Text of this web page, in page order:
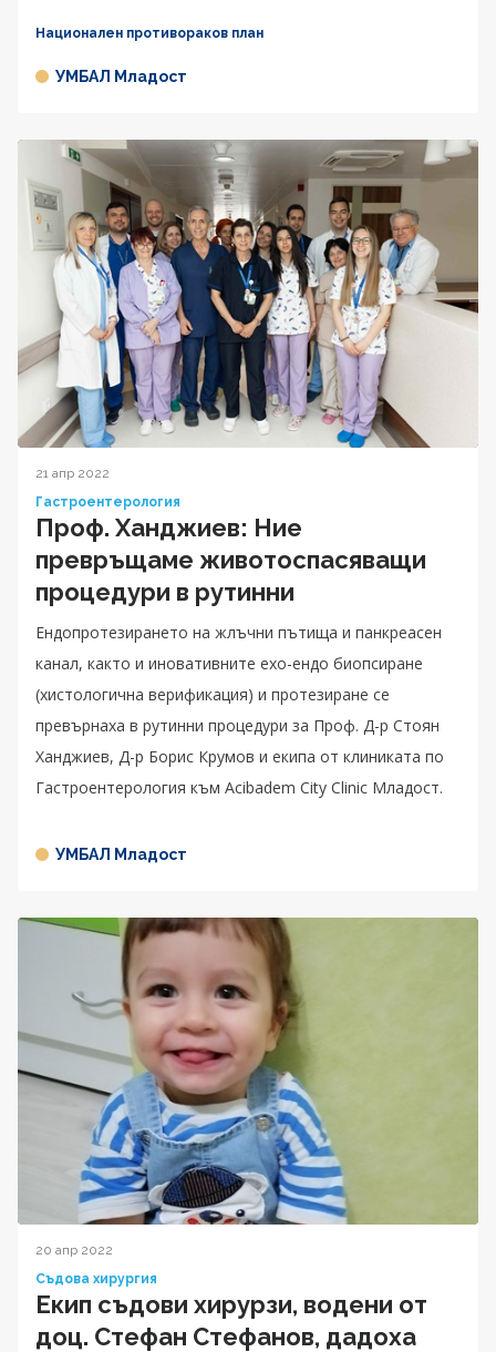
Национален противораков план
УМБАЛ Младост
21 апр 2022
Гастроентерология
Проф. Ханджиев: Ние
превръщаме животоспасяващи
процедури в рутинни
Ендопротезирането на жлъчни пътища и панкреасен
канал, както и иновативните ехо-ендо биопсиране
(хистологична верификация) и протезиране се
превърнаха в рутинни процедури за Проф. Д-р Стоян
Ханджиев, Д-р Борис Крумов и екипа от клиниката по
Гастроентерология към Acibadem City Clinic Младост.
УМБАЛ Младост
20 апр 2022
Съдова хирургия
Екип съдови хирурзи, водени от
доц. Стефан Стефанов, дадоха